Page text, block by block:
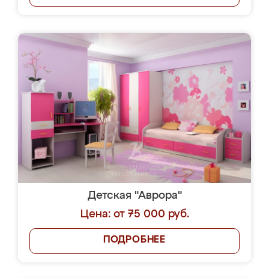
Детская "Аврора"
Цена: от 75 000 руб.
ПОДРОБНЕЕ